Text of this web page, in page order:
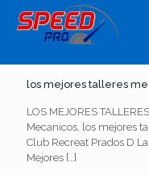
los mejores talleres
LOS MEJORES
Mecanicos, los mejores
Club Recreat Prados D
Mejores […]